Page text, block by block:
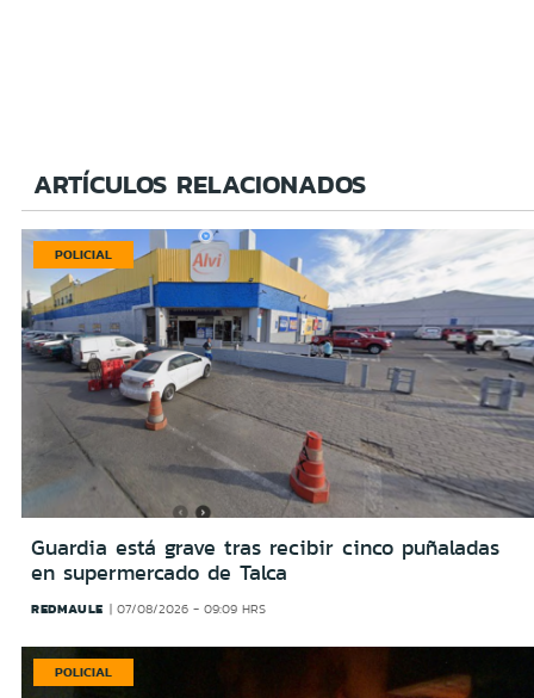
ARTÍCULOS RELACIONADOS
POLICIAL
Guardia está grave tras recibir cinco puñaladas
en supermercado de Talca
REDMAULE 07/08/2026 - 09:09 HRS
POLICIAL